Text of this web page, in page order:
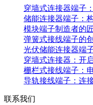
穿墙式连接器端子
储能连接器端子：
模块端子制造者的
弹簧式接线端子的
光伏储能连接器端
穿墙式连接器：开
栅栏式接线端子：
导轨接线端子：连
联系我们